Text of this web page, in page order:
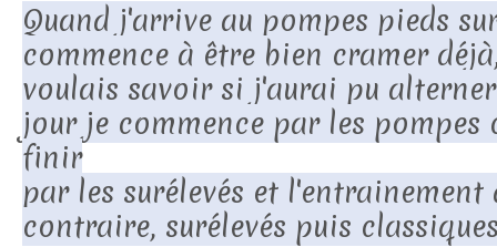
Quand j'arrive au pompes pieds
commence à être bien cramer
voulais savoir si j'aurai pu
jour je commence par les pompes
finir
par les surélevés et l'entrainement
contraire, surélevés puis